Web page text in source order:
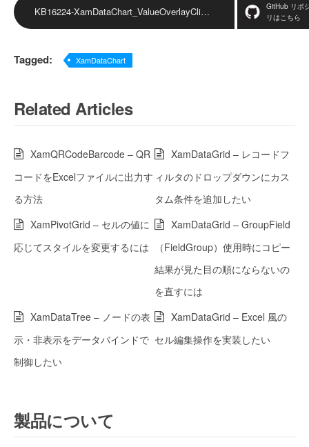
KB16224-XamDataChart_ValueOverlayClicked ダウンロード
GitHub リポ
リはこちら
Tagged: XamDataChart
Related Articles
XamQRCodeBarcode – QR
コードをExcelファイルに出力す
る方法
XamDataGrid – レコードフ
ィルタのドロップダウンにカス
タム条件を追加したい
XamPivotGrid – セルの値に
応じてスタイルを変更するには
XamDataGrid – GroupField
（FieldGroup）使用時にコピー
結果が見た目の順にならないの
を直すには
XamDataTree – ノードの表
示・非表示をデータバインドで
制御したい
XamDataGrid – Excel 風の
セル編集操作を実装したい
製品について